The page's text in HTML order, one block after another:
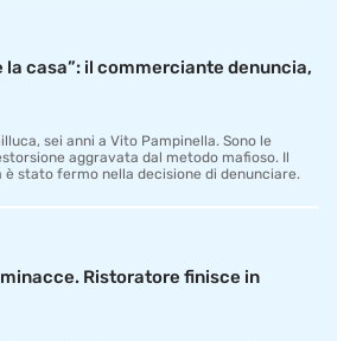
la casa”: il commerciante denuncia,
sei anni a Vito Pampinella. Sono le
aggravata dal metodo mafioso. Il
stato fermo nella decisione di denunciare.
Ristoratore finisce in